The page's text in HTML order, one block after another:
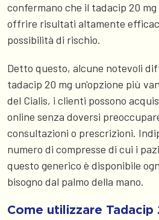
confermano che il tadacip 20
offrire risultati altamente
possibilità di rischio.
Detto questo, alcune notevoli
tadacip 20 mg un'opzione più
del Cialis, i clienti possono
online senza doversi
consultazioni o prescrizioni.
numero di compresse di cui i
questo generico è disponibile
bisogno dal palmo della mano.
Come utilizzare Tadacip